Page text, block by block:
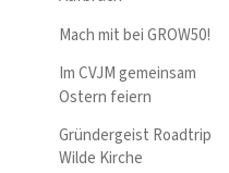
Mach mit bei GROW50!
Im CVJM gemeinsam
Ostern feiern
Gründergeist Roadtrip
Wilde Kirche